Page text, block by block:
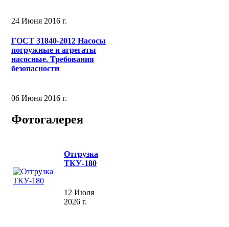
24 Июня 2016 г.
ГОСТ 31840-2012 Насосы
погружные и агрегаты
насосные. Требования
безопасности
06 Июня 2016 г.
Фотогалерея
Отгрузка
ТКУ-180
12 Июля
2026 г.